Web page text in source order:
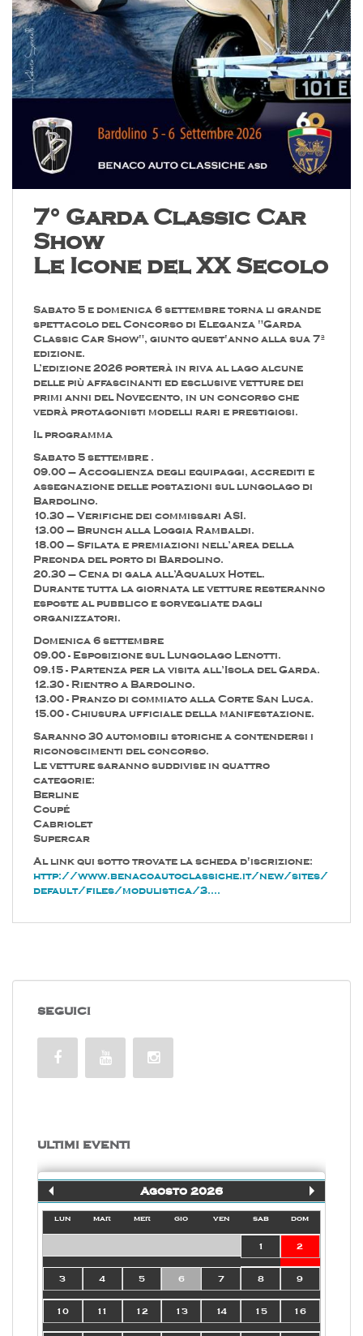
7° Garda Classic Car
Show
Le Icone del XX Secolo
Sabato 5 e domenica 6 settembre torna li grande
spettacolo del Concorso di Eleganza "Garda
Classic Car Show", giunto quest'anno alla sua 7ª
edizione.
L’edizione 2026 porterà in riva al lago alcune
delle più affascinanti ed esclusive vetture dei
primi anni del Novecento, in un concorso che
vedrà protagonisti modelli rari e prestigiosi.
Il programma
Sabato 5 settembre .
09.00 – Accoglienza degli equipaggi, accrediti e
assegnazione delle postazioni sul lungolago di
Bardolino.
10.30 – Verifiche dei commissari ASI.
13.00 – Brunch alla Loggia Rambaldi.
18.00 – Sfilata e premiazioni nell’area della
Preonda del porto di Bardolino.
20.30 – Cena di gala all’Aqualux Hotel.
Durante tutta la giornata le vetture resteranno
esposte al pubblico e sorvegliate dagli
organizzatori.
Domenica 6 settembre
09.00 - Esposizione sul Lungolago Lenotti.
09.15 - Partenza per la visita all’Isola del Garda.
12.30 - Rientro a Bardolino.
13.00 - Pranzo di commiato alla Corte San Luca.
15.00 - Chiusura ufficiale della manifestazione.
Saranno 30 automobili storiche a contendersi i
riconoscimenti del concorso.
Le vetture saranno suddivise in quattro
categorie:
Berline
Coupé
Cabriolet
Supercar
Al link qui sotto trovate la scheda d'iscrizione:
http://www.benacoautoclassiche.it/new/sites/
default/files/modulistica/3....
SEGUICI
ULTIMI EVENTI
Agosto 2026
lun mar mer gio ven sab dom
1 2
3 4 5 6 7 8 9
10 11 12 13 14 15 16